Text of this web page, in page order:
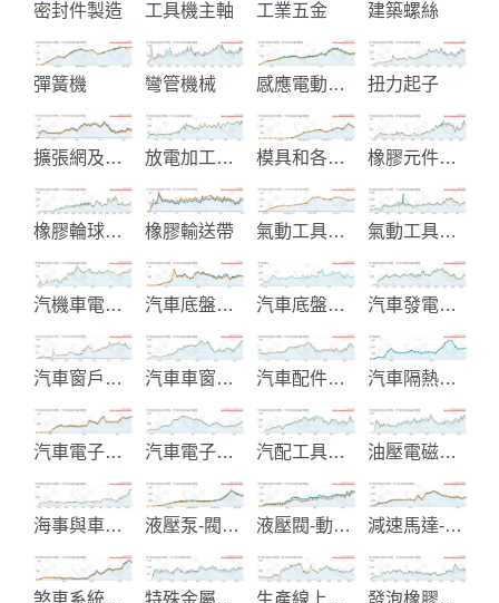
密封件製造 工具機主軸 工業五金 建築螺絲
彈簧機 彎管機械 感應電動機-馬達 扭力起子
擴張網及花紋止滑踏板 放電加工機械 模具和各類五金沖壓件製造 橡膠元件及零件
橡膠輪球製品 橡膠輸送帶 氣動工具生產 氣動工具製造
汽機車電子零組件製造 汽車底盤零件 汽車底盤零件製造 汽車發電起動機製造
汽車窗戶升降器 汽車車窗升降裝置與Parts 汽車配件電鍍 汽車隔熱紙與汽車配件
汽車電子改裝產品 汽車電子零件-點火線圈-感知器 汽配工具製造 油壓電磁閥及油壓零件製造
海事與車用電氣產品 液壓泵-閥及系統製造 液壓閥-動力配件製造 減速馬達-調速馬達
煞車系統零配件 特殊金屬鈦鋯鉭工業設備製造 生產線上用之組裝工具 發泡橡膠製品